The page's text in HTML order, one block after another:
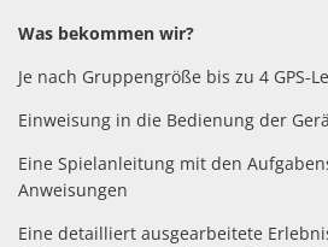
Was bekommen wir?
Je nach Gruppengröße bis zu 4 GPS-
Einweisung in die Bedienung der
Eine Spielanleitung mit den
Anweisungen
Eine detailliert ausgearbeitete